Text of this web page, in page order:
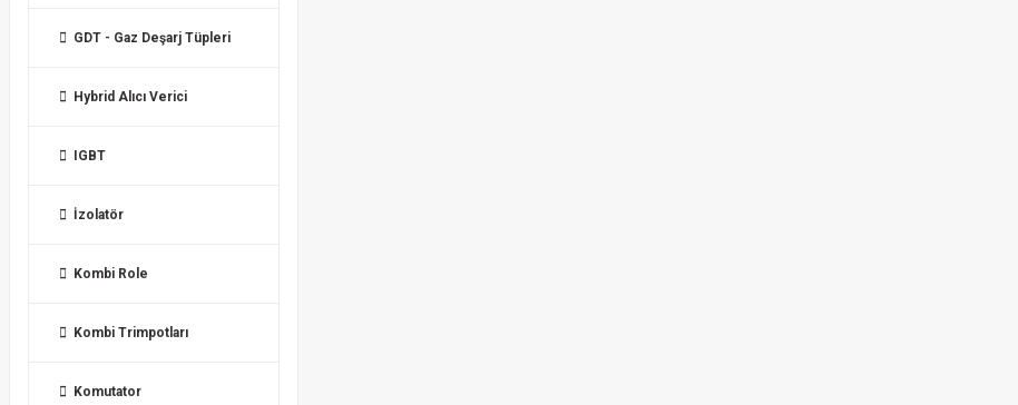
GDT - Gaz Deşarj Tüpleri
Hybrid Alıcı Verici
IGBT
İzolatör
Kombi Role
Kombi Trimpotları
Komutator